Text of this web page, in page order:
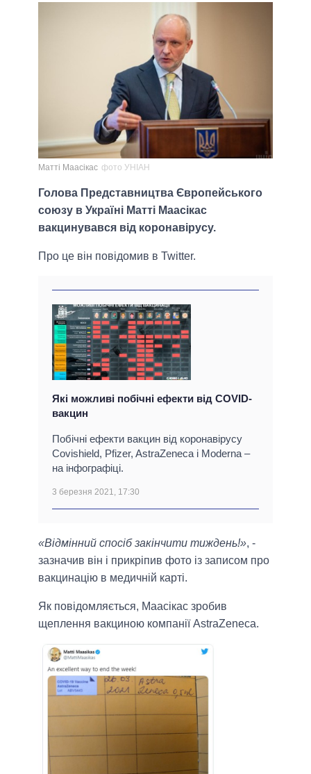
Матті Маасікас фото УНІАН
Голова Представництва Європейського
союзу в Україні Матті Маасікас
вакцинувався від коронавірусу.
Про це він повідомив в Twitter.
Які можливі побічні ефекти від COVID-
вакцин
Побічні ефекти вакцин від коронавірусу
Covishield, Pfizer, AstraZeneca і Moderna –
на інфографіці.
3 березня 2021, 17:30
«Відмінний спосіб закінчити тиждень!», -
зазначив він і прикріпив фото із записом про
вакцинацію в медичній карті.
Як повідомляється, Маасікас зробив
щеплення вакциною компанії AstraZeneca.